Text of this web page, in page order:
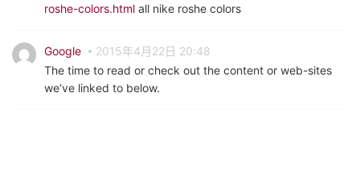
roshe-colors.html all nike roshe colors
Google
2015年4月22日 20:48
The time to read or check out the content or web-sites
we’ve linked to below.